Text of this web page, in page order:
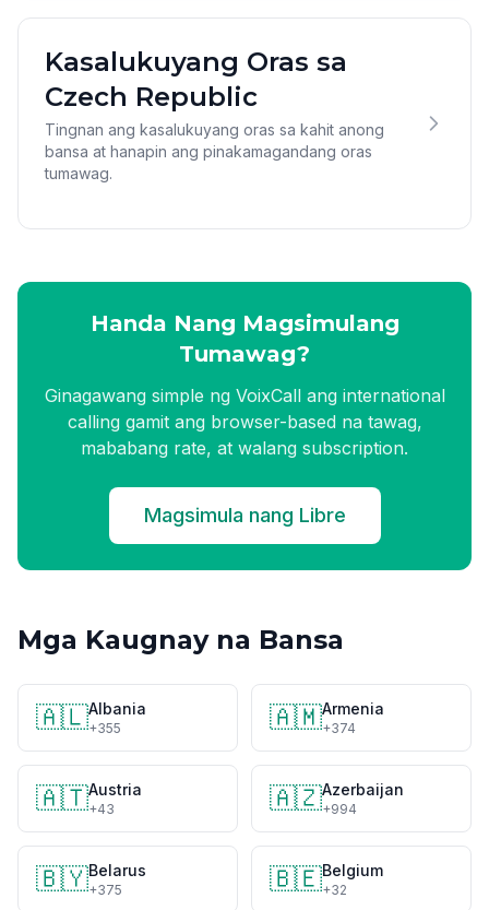
Kasalukuyang Oras sa
Czech Republic
Tingnan ang kasalukuyang oras sa kahit anong
bansa at hanapin ang pinakamagandang oras
tumawag.
Handa Nang Magsimulang
Tumawag?
Ginagawang simple ng VoixCall ang international
calling gamit ang browser-based na tawag,
mababang rate, at walang subscription.
Magsimula nang Libre
Mga Kaugnay na Bansa
🇦🇱Albania
+355 🇦🇲Armenia
+374
🇦🇹Austria
+43 🇦🇿Azerbaijan
+994
🇧🇾Belarus
+375 🇧🇪Belgium
+32